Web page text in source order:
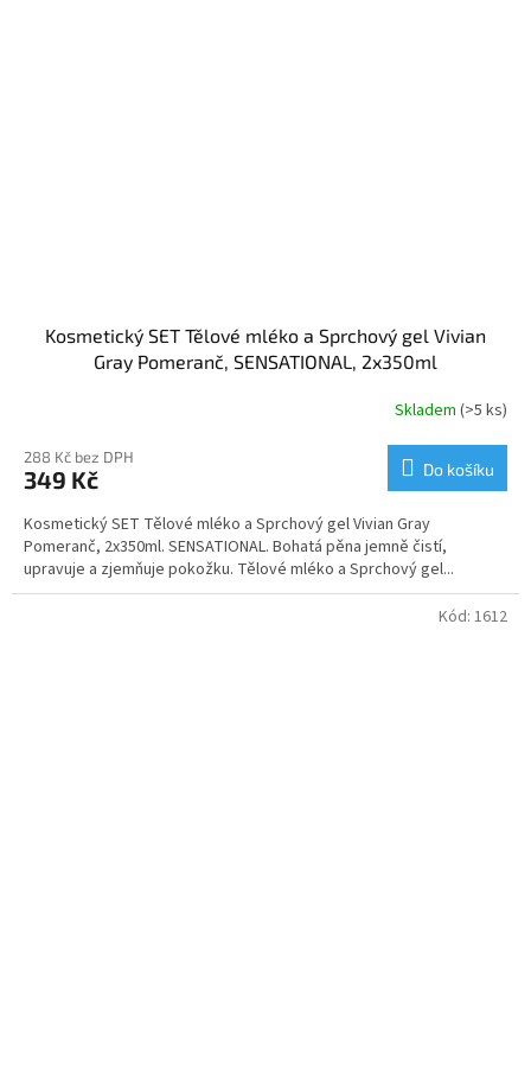
Kosmetický SET Tělové mléko a Sprchový gel Vivian
Gray Pomeranč, SENSATIONAL, 2x350ml
Skladem (>5 ks)
288 Kč bez DPH
349 Kč Do košíku
Kosmetický SET Tělové mléko a Sprchový gel Vivian Gray
Pomeranč, 2x350ml. SENSATIONAL. Bohatá pěna jemně čistí,
upravuje a zjemňuje pokožku. Tělové mléko a Sprchový gel...
Kód: 1612